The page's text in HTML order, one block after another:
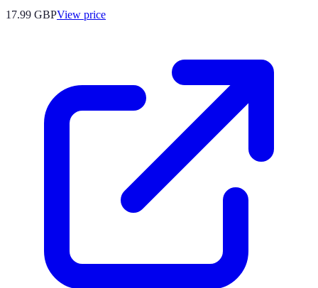
17.99 GBPView price